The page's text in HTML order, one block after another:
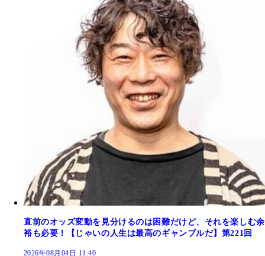
直前のオッズ変動を見分けるのは困難だけど、それを楽しむ余
裕も必要！【じゃいの人生は最高のギャンブルだ】第221回
2026年08月04日 11:40